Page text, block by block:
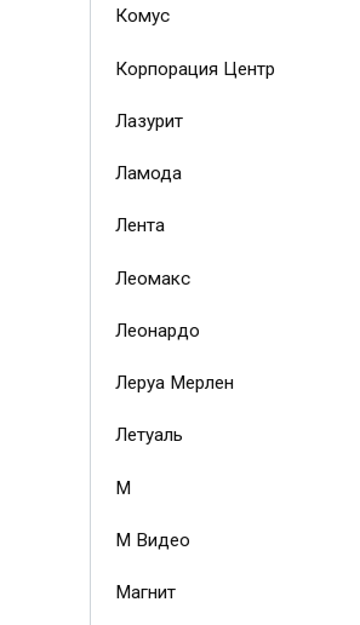
Комус
Корпорация Центр
Лазурит
Ламода
Лента
Леомакс
Леонардо
Леруа Мерлен
Летуаль
М
М Видео
Магнит